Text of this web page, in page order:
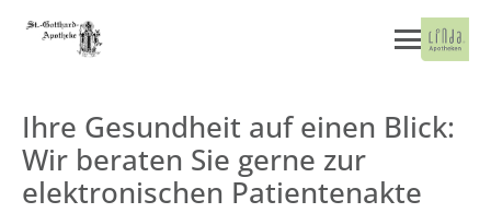
Ihre Gesundheit auf einen Blick:
Wir beraten Sie gerne zur
elektronischen Patientenakte